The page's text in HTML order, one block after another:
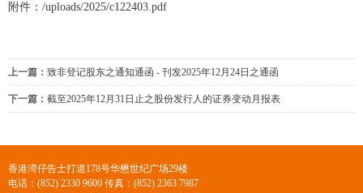
附件：/uploads/2025/c122403.pdf
上一篇： 致非登记股东之通知通函 - 刊发2025年12月24日之通函
下一篇： 截至2025年12月31日止之股份发行人的证券变动月报表
香港湾仔告士打道178号华懋世纪广场29楼
电话：(852) 2330 9600 传真：(852) 2363 7987